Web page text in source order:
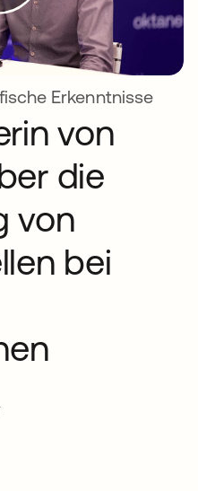
Erkenntnisse
von
die
von
bei